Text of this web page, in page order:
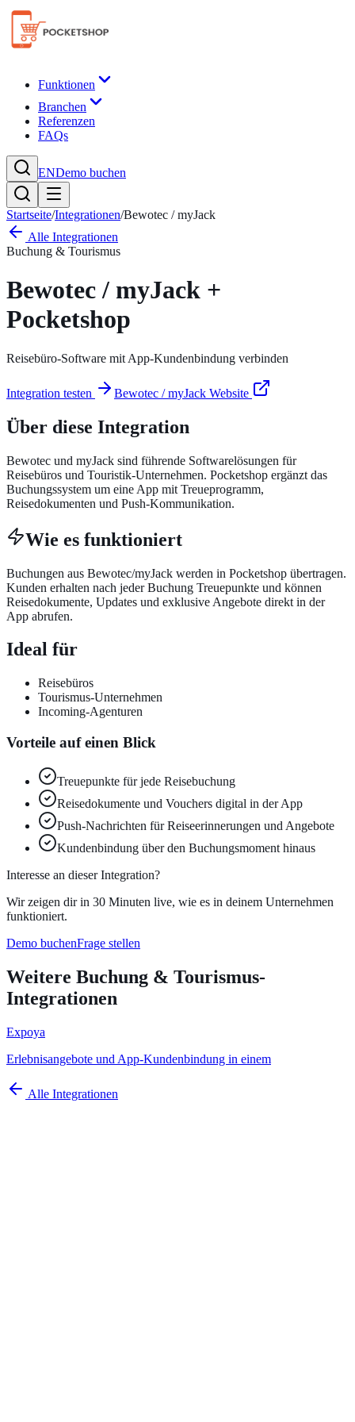
Funktionen
Branchen
Referenzen
FAQs
ENDemo buchen
Startseite/Integrationen/Bewotec / myJack
Alle Integrationen
Buchung & Tourismus
Bewotec / myJack +
Pocketshop
Reisebüro-Software mit App-Kundenbindung verbinden
Integration testen Bewotec / myJack Website
Über diese Integration
Bewotec und myJack sind führende Softwarelösungen für
Reisebüros und Touristik-Unternehmen. Pocketshop ergänzt das
Buchungssystem um eine App mit Treueprogramm,
Reisedokumenten und Push-Kommunikation.
Wie es funktioniert
Buchungen aus Bewotec/myJack werden in Pocketshop übertragen.
Kunden erhalten nach jeder Buchung Treuepunkte und können
Reisedokumente, Updates und exklusive Angebote direkt in der
App abrufen.
Ideal für
Reisebüros
Tourismus-Unternehmen
Incoming-Agenturen
Vorteile auf einen Blick
Treuepunkte für jede Reisebuchung
Reisedokumente und Vouchers digital in der App
Push-Nachrichten für Reiseerinnerungen und Angebote
Kundenbindung über den Buchungsmoment hinaus
Interesse an dieser Integration?
Wir zeigen dir in 30 Minuten live, wie es in deinem Unternehmen
funktioniert.
Demo buchenFrage stellen
Weitere Buchung & Tourismus-
Integrationen
Expoya
Erlebnisangebote und App-Kundenbindung in einem
Alle Integrationen